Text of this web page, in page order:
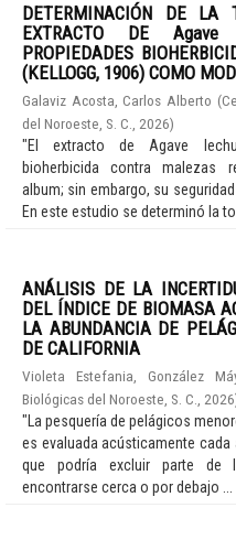
DETERMINACIÓN DE LA
EXTRACTO DE
PROPIEDADES
(KELLOGG, 1906) COMO
Galaviz Acosta, Carlos Alberto (
del Noroeste, S. C.
2026)
"El extracto de Agave
bioherbicida contra malezas
album; sin embargo, su
En este estudio se determinó la
ANÁLISIS DE LA
DEL ÍNDICE DE BIOMASA
LA ABUNDANCIA DE
DE CALIFORNIA
Violeta Estefania, González
Biológicas del Noroeste, S. C.
2026
"La pesquería de pelágicos
es evaluada acústicamente
que podría excluir parte de
encontrarse cerca o por debajo ...